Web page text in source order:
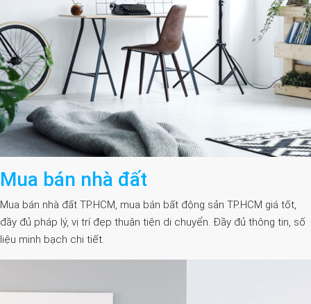
Mua bán nhà đất
Mua bán nhà đất TP.HCM, mua bán bất động sản TP.HCM giá tốt,
đầy đủ pháp lý, vị trí đẹp thuận tiện di chuyển. Đầy đủ thông tin, số
liệu minh bạch chi tiết.